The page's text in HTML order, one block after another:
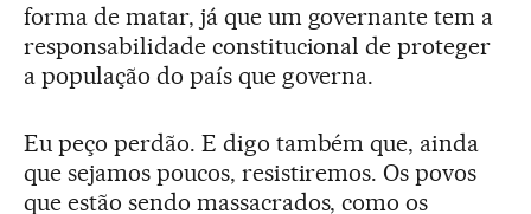
forma de matar, já que um governante tem a
responsabilidade constitucional de proteger
a população do país que governa.
Eu peço perdão. E digo também que, ainda
que sejamos poucos, resistiremos. Os povos
que estão sendo massacrados, como os